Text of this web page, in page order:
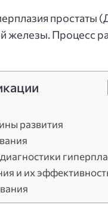
простаты
железы. Процесс
развития
и их